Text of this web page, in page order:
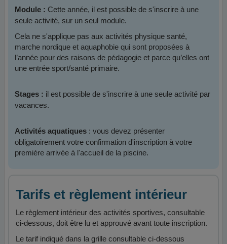
Module : Cette année, il est possible de s'inscrire à une
seule activité, sur un seul module.
Cela ne s'applique pas aux activités physique santé,
marche nordique et aquaphobie qui sont proposées à
l’année pour des raisons de pédagogie et parce qu’elles ont
une entrée sport/santé primaire.
Stages : il est possible de s'inscrire à une seule activité par
vacances.
Activités aquatiques: vous devez présenter
obligatoirement votre confirmation d'inscription à votre
première arrivée à l'accueil de la piscine.
Tarifs et règlement intérieur
Le règlement intérieur des activités sportives, consultable
ci-dessous, doit être lu et approuvé avant toute inscription.
Le tarif indiqué dans la grille consultable ci-dessous